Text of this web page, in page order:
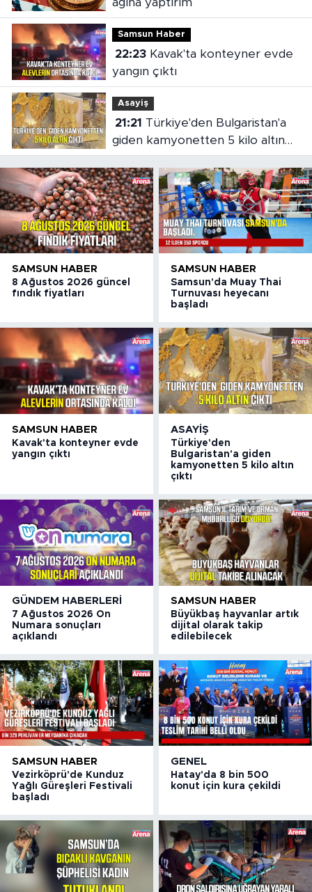
Samsun Haber
22:23Kavak'ta konteyner evde
yangın çıktı
Asayiş
21:21
giden kamyonetten 5 kilo altın
çıktı
SAMSUN HABER
8 Ağustos 2026 güncel
fındık fiyatları
SAMSUN HABER
Samsun'da Muay Thai
Turnuvası heyecanı
başladı
SAMSUN HABER
Kavak'ta konteyner evde
yangın çıktı
ASAYIŞ
Türkiye'den
Bulgaristan'a giden
kamyonetten 5 kilo altın
çıktı
GÜNDEM HABERLERI
7 Ağustos 2026 On
Numara sonuçları
açıklandı
SAMSUN HABER
Büyükbaş hayvanlar artık
dijital olarak takip
edilebilecek
SAMSUN HABER
Vezirköprü'de Kunduz
Yağlı Güreşleri Festivali
başladı
GENEL
Hatay'da 8 bin 500
konut için kura çekildi